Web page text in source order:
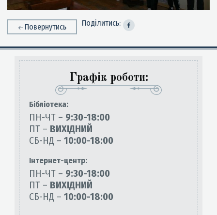
Повернутись Поділитись:
Графік роботи:
Бiблiотека:
ПН-ЧТ – 9:30-18:00
ПТ – ВИХІДНИЙ
СБ-НД – 10:00-18:00
Інтернет-центр:
ПН-ЧТ – 9:30-18:00
ПТ – ВИХІДНИЙ
СБ-НД – 10:00-18:00